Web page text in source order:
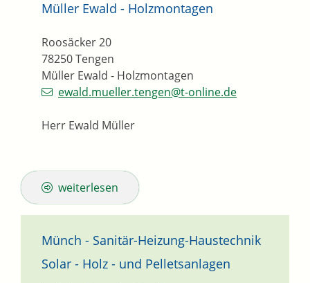
Müller Ewald - Holzmontagen
Müller Ewald - Holzmontagen
Roosäcker 20
78250Tengen
ewald.mueller.tengen@t-online.de
Herr Ewald Müller
weiterlesen
Münch - Sanitär-Heizung-Haustechnik
Solar - Holz - und Pelletsanlagen